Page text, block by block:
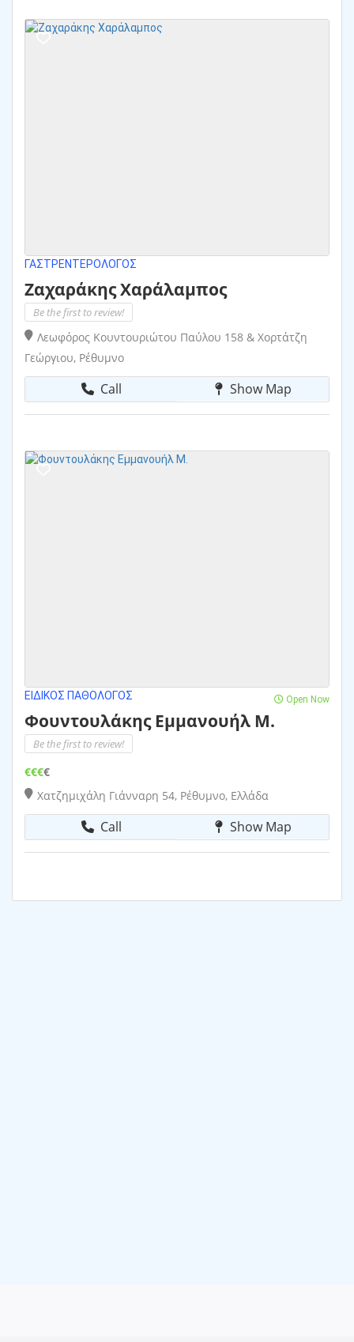
ΓΑΣΤΡΕΝΤΕΡΟΛΌΓΟΣ
Ζαχαράκης Χαράλαμπος
Be the first to review!
Λεωφόρος Κουντουριώτου Παύλου 158 & Χορτάτζη
Γεώργιου, Ρέθυμνο
Call Show Map
ΕΙΔΙΚΌΣ ΠΑΘΟΛΌΓΟΣ Open Now
Φουντουλάκης Εμμανουήλ Μ.
Be the first to review!
€€€€
Χατζημιχάλη Γιάνναρη 54, Ρέθυμνο, Ελλάδα
Call Show Map